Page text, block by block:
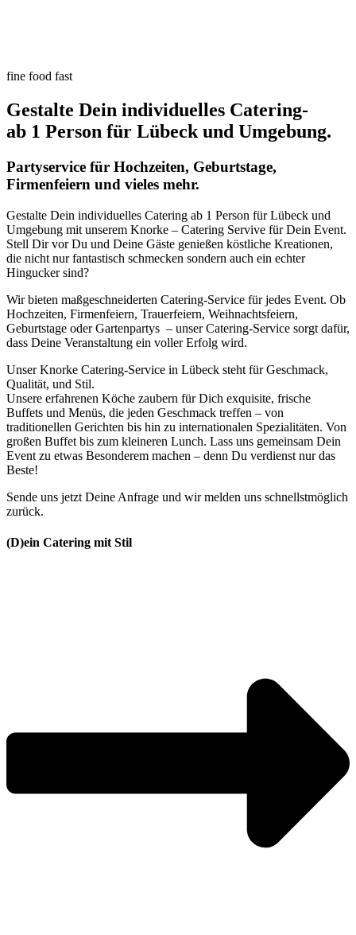
fine food fast
Gestalte Dein individuelles Catering-
ab 1 Person für Lübeck und Umgebung.
Partyservice für Hochzeiten, Geburtstage,
Firmenfeiern und vieles mehr.
Gestalte Dein individuelles Catering ab 1 Person für Lübeck und
Umgebung mit unserem Knorke – Catering Servive für Dein Event.
Stell Dir vor Du und Deine Gäste genießen köstliche Kreationen,
die nicht nur fantastisch schmecken sondern auch ein echter
Hingucker sind?
Wir bieten maßgeschneiderten Catering-Service für jedes Event. Ob
Hochzeiten, Firmenfeiern, Trauerfeiern, Weihnachtsfeiern,
Geburtstage oder Gartenpartys – unser Catering-Service sorgt dafür,
dass Deine Veranstaltung ein voller Erfolg wird.
Unser Knorke Catering-Service in Lübeck steht für Geschmack,
Qualität, und Stil.
Unsere erfahrenen Köche zaubern für Dich exquisite, frische
Buffets und Menüs, die jeden Geschmack treffen – von
traditionellen Gerichten bis hin zu internationalen Spezialitäten. Von
großen Buffet bis zum kleineren Lunch. Lass uns gemeinsam Dein
Event zu etwas Besonderem machen – denn Du verdienst nur das
Beste!
Sende uns jetzt Deine Anfrage und wir melden uns schnellstmöglich
zurück.
(D)ein Catering mit Stil